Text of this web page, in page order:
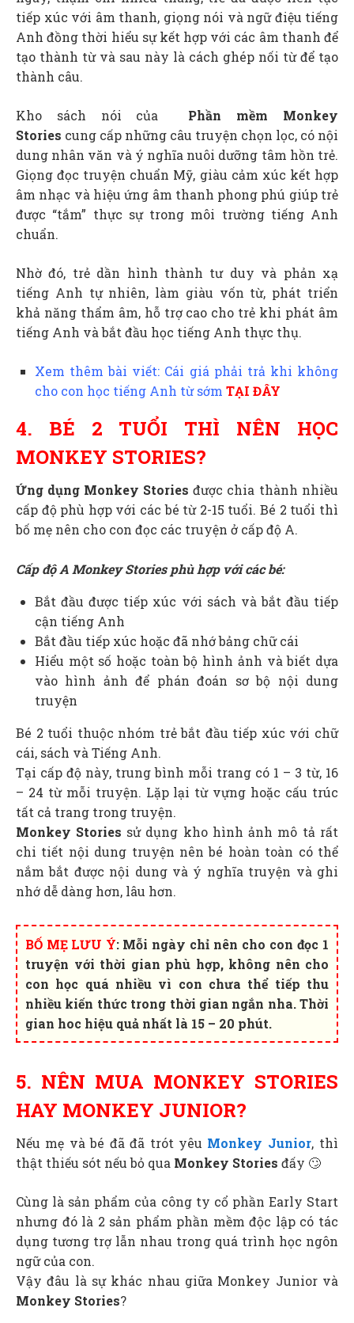
tiếp xúc với âm thanh, giọng nói và ngữ điệu tiếng
Anh đồng thời hiểu sự kết hợp với các âm thanh để
tạo thành từ và sau này là cách ghép nối từ để tạo
thành câu.
Kho sách nói của Phần mềm Monkey
Stories cung cấp những câu truyện chọn lọc, có nội
dung nhân văn và ý nghĩa nuôi dưỡng tâm hồn trẻ.
Giọng đọc truyện chuẩn Mỹ, giàu cảm xúc kết hợp
âm nhạc và hiệu ứng âm thanh phong phú giúp trẻ
được “tắm” thực sự trong môi trường tiếng Anh
chuẩn.
Nhờ đó, trẻ dần hình thành tư duy và phản xạ
tiếng Anh tự nhiên, làm giàu vốn từ, phát triển
khả năng thẩm âm, hỗ trợ cao cho trẻ khi phát âm
tiếng Anh và bắt đầu học tiếng Anh thực thụ.
Xem thêm bài viết: Cái giá phải trả khi không
cho con học tiếng Anh từ sớm TẠI ĐÂY
4. BÉ 2 TUỔI THÌ NÊN HỌC
MONKEY STORIES?
Ứng dụng Monkey Stories được chia thành nhiều
cấp độ phù hợp với các bé từ 2-15 tuổi. Bé 2 tuổi thì
bố mẹ nên cho con đọc các truyện ở cấp độ A.
Cấp độ A Monkey Stories phù hợp với các bé:
Bắt đầu được tiếp xúc với sách và bắt đầu tiếp
cận tiếng Anh
Bắt đầu tiếp xúc hoặc đã nhớ bảng chữ cái
Hiểu một số hoặc toàn bộ hình ảnh và biết dựa
vào hình ảnh để phán đoán sơ bộ nội dung
truyện
Bé 2 tuổi thuộc nhóm trẻ bắt đầu tiếp xúc với chữ
cái, sách và Tiếng Anh.
Tại cấp độ này, trung bình mỗi trang có 1 – 3 từ, 16
– 24 từ mỗi truyện. Lặp lại từ vựng hoặc cấu trúc
tất cả trang trong truyện.
Monkey Stories sử dụng kho hình ảnh mô tả rất
chi tiết nội dung truyện nên bé hoàn toàn có thể
nắm bắt được nội dung và ý nghĩa truyện và ghi
nhớ dễ dàng hơn, lâu hơn.
BỐ MẸ LƯU Ý: Mỗi ngày chỉ nên cho con đọc 1
truyện với thời gian phù hợp, không nên cho
con học quá nhiều vì con chưa thể tiếp thu
nhiều kiến thức trong thời gian ngắn nha. Thời
gian hoc hiệu quả nhất là 15 – 20 phút.
5. NÊN MUA MONKEY STORIES
HAY MONKEY JUNIOR?
Nếu mẹ và bé đã đã trót yêu Monkey Junior, thì
thật thiếu sót nếu bỏ qua Monkey Stories đấy 🙄
Cùng là sản phẩm của công ty cổ phần Early Start
nhưng đó là 2 sản phẩm phần mềm độc lập có tác
dụng tương trợ lẫn nhau trong quá trình học ngôn
ngữ của con.
Vậy đâu là sự khác nhau giữa Monkey Junior và
Monkey Stories?